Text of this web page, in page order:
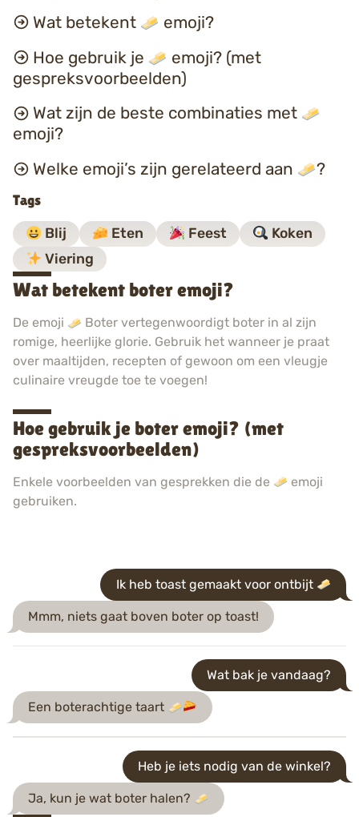
Wat betekent
emoji?
Hoe gebruik je
emoji? (met
gespreksvoorbeelden)
Wat zijn de beste combinaties met
emoji?
Welke emoji’s zijn gerelateerd aan
?
Tags
Blij Eten Feest
Koken
Viering
Wat betekent boter emoji?
De emoji
Boter vertegenwoordigt boter in al zijn
romige, heerlijke glorie. Gebruik het wanneer je praat
over maaltijden, recepten of gewoon om een vleugje
culinaire vreugde toe te voegen!
Hoe gebruik je boter emoji? (met
gespreksvoorbeelden)
Enkele voorbeelden van gesprekken die de
emoji
gebruiken.
Ik heb toast gemaakt voor ontbijt
Mmm, niets gaat boven boter op toast!
Wat bak je vandaag?
Een boterachtige taart
Heb je iets nodig van de winkel?
Ja, kun je wat boter halen?